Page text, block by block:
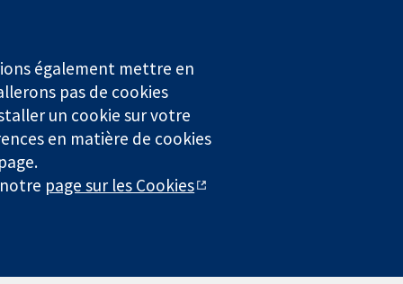
Service de presse
Qui sommes-nous
Offres d'emploi
Cochrane Library
enregistrée en Angleterre et au Pays de Galles. Numéro de
également mettre en
pas de cookies
un cookie sur votre
en matière de cookies
page sur les Cookies